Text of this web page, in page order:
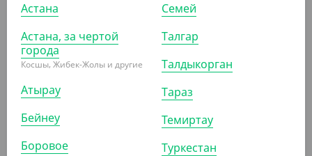
АРТ. 11039
Астана
Астана, за чертой
города
Косшы, Жибек-Жолы и другие
Атырау
Бейнеу
Боровое
Семей
Талгар
Талдыкорган
Тараз
Темиртау
Туркестан